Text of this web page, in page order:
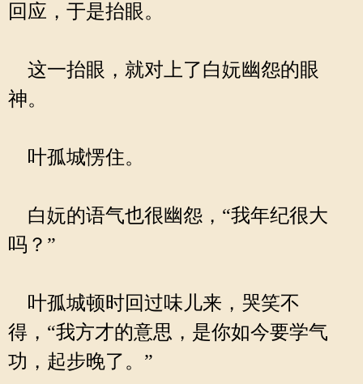
回应，于是抬眼。
这一抬眼，就对上了白妧幽怨的眼
神。
叶孤城愣住。
白妧的语气也很幽怨，“我年纪很大
吗？”
叶孤城顿时回过味儿来，哭笑不
得，“我方才的意思，是你如今要学气
功，起步晚了。”